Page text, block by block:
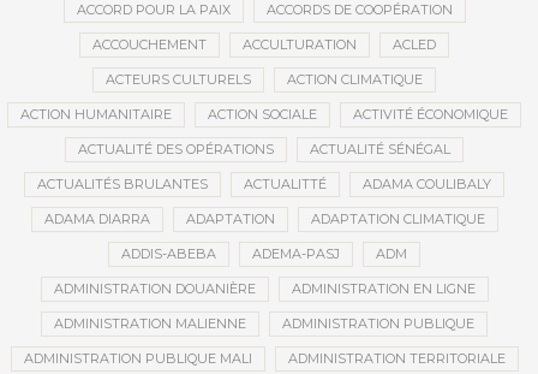
ACCORD POUR LA PAIX ACCORDS DE COOPÉRATION
ACCOUCHEMENT ACCULTURATION ACLED
ACTEURS CULTURELS ACTION CLIMATIQUE
ACTION HUMANITAIRE ACTION SOCIALE ACTIVITÉ ÉCONOMIQUE
ACTUALITÉ DES OPÉRATIONS ACTUALITÉ SÉNÉGAL
ACTUALITÉS BRULANTES ACTUALITTÉ ADAMA COULIBALY
ADAMA DIARRA ADAPTATION ADAPTATION CLIMATIQUE
ADDIS-ABEBA ADEMA-PASJ ADM
ADMINISTRATION DOUANIÈRE ADMINISTRATION EN LIGNE
ADMINISTRATION MALIENNE ADMINISTRATION PUBLIQUE
ADMINISTRATION PUBLIQUE MALI ADMINISTRATION TERRITORIALE